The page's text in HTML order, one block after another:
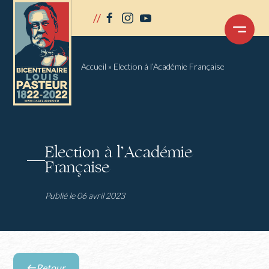
// facebook
instagram
youtube
OUVRIR
MENU
Accueil » Election à l’Académie Française
Election à l’Académie
Française
Publié le 06 avril 2023
Panneau de gestion des cookies